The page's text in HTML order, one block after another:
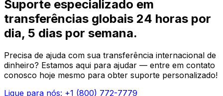
Suporte especializado em
transferências globais 24 horas por
dia, 5 dias por semana.
Precisa de ajuda com sua transferência internacional de
dinheiro? Estamos aqui para ajudar — entre em contato
conosco hoje mesmo para obter suporte personalizado!
Ligue para nós: +1 (800) 772-7779